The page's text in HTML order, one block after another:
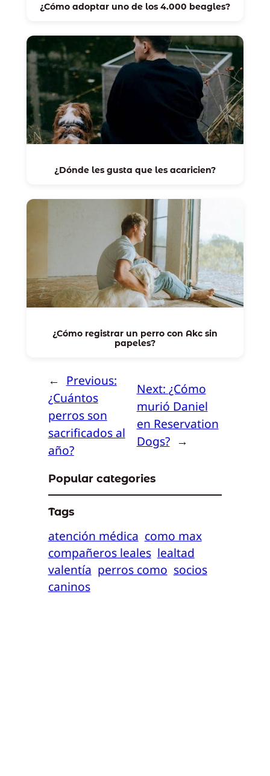
¿Cómo adoptar uno de los 4.000 beagles?
¿Dónde les gusta que les acaricien?
¿Cómo registrar un perro con Akc sin
papeles?
← Previous:
¿Cuántos
perros son
sacrificados al
año?
Next: ¿Cómo
murió Daniel
en Reservation
Dogs? →
Popular categories
Tags
atención médica como max
compañeros leales lealtad
valentía perros como socios
caninos